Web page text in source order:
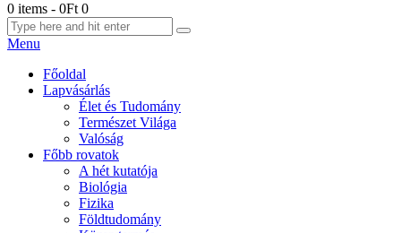
0 items - 0Ft 0
Menu
Főoldal
Lapvásárlás
Élet és Tudomány
Természet Világa
Valóság
Főbb rovatok
A hét kutatója
Biológia
Fizika
Földtudomány